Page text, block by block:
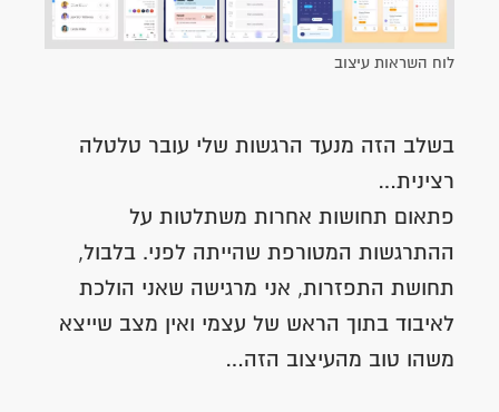
לוח השראות עיצוב
בשלב הזה מנעד הרגשות שלי עובר טלטלה
רצינית…
פתאום תחושות אחרות משתלטות על
ההתרגשות המטורפת שהייתה לפני. בלבול,
תחושת התפזרות, אני מרגישה שאני הולכת
לאיבוד בתוך הראש של עצמי ואין מצב שייצא
משהו טוב מהעיצוב הזה…